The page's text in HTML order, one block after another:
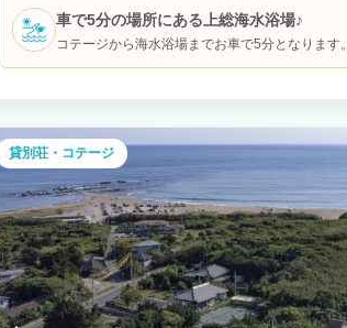
車で5分の場所にある上総海水浴場♪
コテージから海水浴場までお車で5分となります。
貸別荘・コテージ